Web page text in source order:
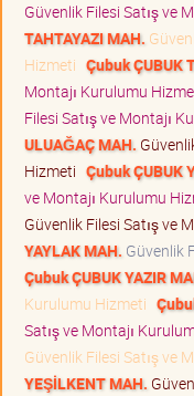
Güvenlik Filesi Satış ve
TAHTAYAZI MAH.
Hizmeti Çubuk ÇUBUK
Montajı Kurulumu
Filesi Satış ve Montajı
ULUAĞAÇ MAH.
Hizmeti Çubuk ÇUBUK
ve Montajı Kurulumu
Güvenlik Filesi Satış ve
YAYLAK MAH. Güvenlik
Çubuk ÇUBUK YAZIR
Kurulumu Hizmeti
Satış ve Montajı
Güvenlik Filesi Satış ve
YEŞİLKENT MAH.